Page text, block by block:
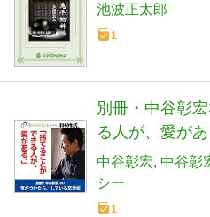
池波正太郎
1
別冊・中谷彰
る人が、愛が
ら、している
中谷彰宏 中谷彰
シー
1